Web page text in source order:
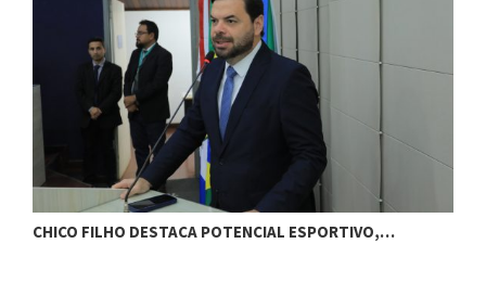
CHICO FILHO DESTACA POTENCIAL ESPORTIVO,…